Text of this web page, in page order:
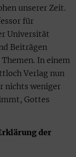
unserer Zeit.
für
Universität
Beiträgen
In einem
Verlag nun
nichts weniger
Gottes
der